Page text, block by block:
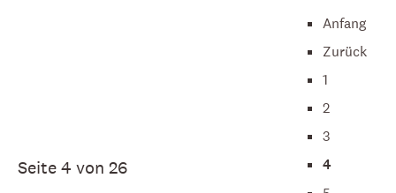
Seite 4 von 26
Anfang
Zurück
1
2
3
4